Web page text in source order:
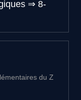
⇒ 8-
du Z